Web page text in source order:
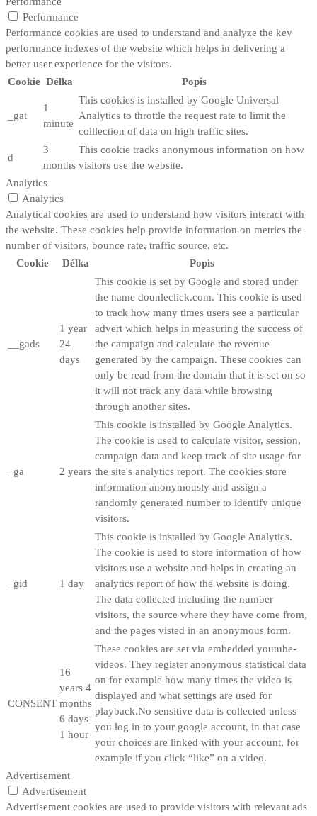
Performance
Performance cookies are used to understand and analyze the key
performance indexes of the website which helps in delivering a
better user experience for the visitors.
Cookie Délka Popis
_gat
1
minute
This cookies is installed by Google Universal
Analytics to throttle the request rate to limit the
colllection of data on high traffic sites.
d
3
months
This cookie tracks anonymous information on how
visitors use the website.
Analytics
Analytics
Analytical cookies are used to understand how visitors interact with
the website. These cookies help provide information on metrics the
number of visitors, bounce rate, traffic source, etc.
Cookie
Délka Popis
__gads
1 year
24
days
This cookie is set by Google and stored under
the name dounleclick.com. This cookie is used
to track how many times users see a particular
advert which helps in measuring the success of
the campaign and calculate the revenue
generated by the campaign. These cookies can
only be read from the domain that it is set on so
it will not track any data while browsing
through another sites.
_ga 2 years
This cookie is installed by Google Analytics.
The cookie is used to calculate visitor, session,
campaign data and keep track of site usage for
the site's analytics report. The cookies store
information anonymously and assign a
randomly generated number to identify unique
visitors.
_gid 1 day
This cookie is installed by Google Analytics.
The cookie is used to store information of how
visitors use a website and helps in creating an
analytics report of how the website is doing.
The data collected including the number
visitors, the source where they have come from,
and the pages visted in an anonymous form.
CONSENT
16
years 4
months
6 days
1 hour
These cookies are set via embedded youtube-
videos. They register anonymous statistical data
on for example how many times the video is
displayed and what settings are used for
playback.No sensitive data is collected unless
you log in to your google account, in that case
your choices are linked with your account, for
example if you click “like” on a video.
Advertisement
Advertisement
Advertisement cookies are used to provide visitors with relevant ads